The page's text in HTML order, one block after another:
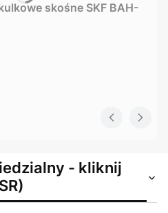
skośne SKF BAH-
- kliknij